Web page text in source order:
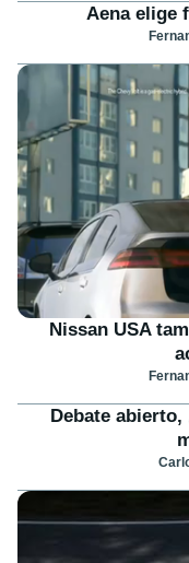
Aena elige
Nissan USA
Debate